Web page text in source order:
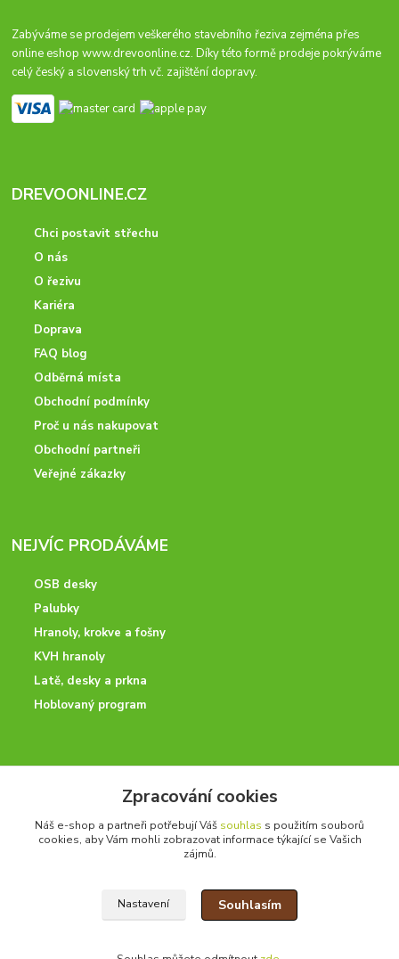
Zabýváme se prodejem veškerého stavebního řeziva zejména přes
online eshopwww.drevoonline.cz. Díky této formě prodeje pokrýváme
celý český a slovenský trh vč. zajištění dopravy.
DREVOONLINE.CZ
Chci postavit střechu
O nás
O řezivu
Kariéra
Doprava
FAQ blog
Odběrná místa
Obchodní podmínky
Proč u nás nakupovat
Obchodní partneři
Veřejné zákazky
NEJVÍC PRODÁVÁME
OSB desky
Palubky
Hranoly, krokve a fošny
KVH hranoly
Latě, desky a prkna
Hoblovaný program
Potřebujete poradit? Neváhejte nás kontaktovat.
+420 728 600 625
po - pá 7:00 - 15:00
Zpracování cookies
Náš e-shop a partneři potřebují Váš souhlas s použitím souborů
cookies, aby Vám mohli zobrazovat informace týkající se Vašich
zájmů.
Nastavení Souhlasím